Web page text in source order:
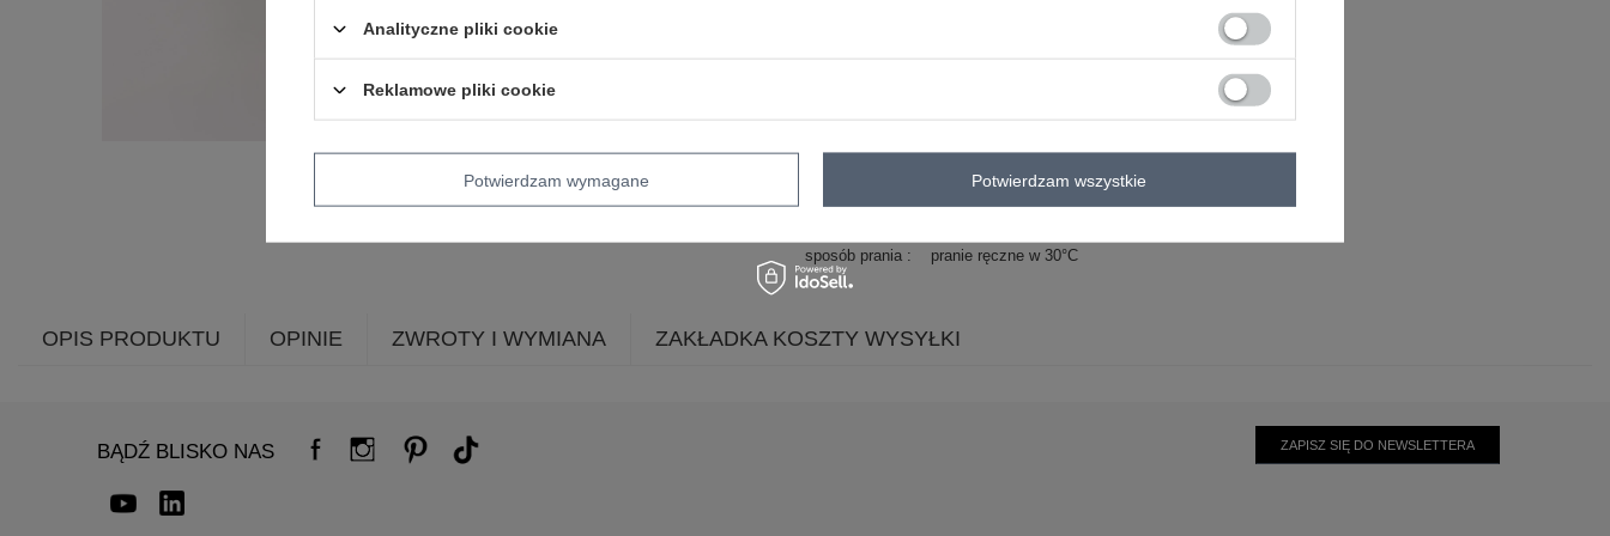
cechy
kieszenie
skład materiału 65% poliakryl 17% poliamid 9% wełna 9% wiskoza
sposób prania pranie ręczne w 30°C
OPIS PRODUKTU OPINIE ZWROTY I WYMIANA ZAKŁADKA KOSZTY WYSYŁKI
BĄDŹ BLISKO NAS ZAPISZ SIĘ DO NEWSLETTERA
Analityczne pliki cookie
Reklamowe pliki cookie
Potwierdzam wymagane Potwierdzam wszystkie